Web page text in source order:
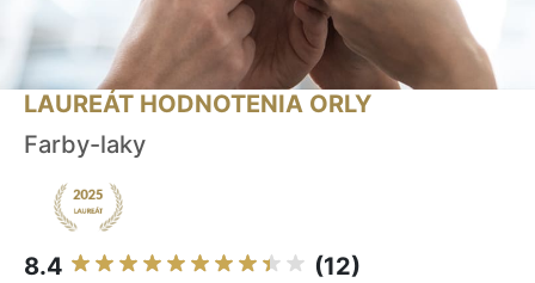
LAUREÁT HODNOTENIA ORLY
Farby-laky
8.4 (12)